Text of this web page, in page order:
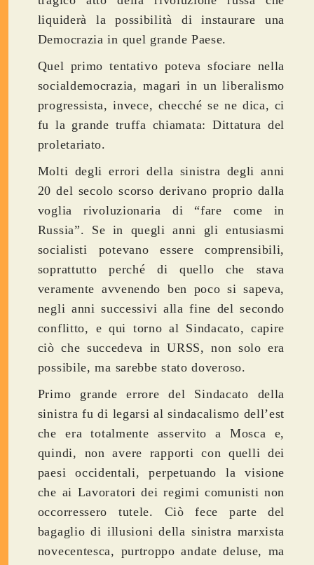
liquiderà la possibilità di instaurare una
Democrazia in quel grande Paese.
Quel primo tentativo poteva sfociare nella
socialdemocrazia, magari in un liberalismo
progressista, invece, checché se ne dica, ci
fu la grande truffa chiamata: Dittatura del
proletariato.
Molti degli errori della sinistra degli anni
20 del secolo scorso derivano proprio dalla
voglia rivoluzionaria di “fare come in
Russia”. Se in quegli anni gli entusiasmi
socialisti potevano essere comprensibili,
soprattutto perché di quello che stava
veramente avvenendo ben poco si sapeva,
negli anni successivi alla fine del secondo
conflitto, e qui torno al Sindacato, capire
ciò che succedeva in URSS, non solo era
possibile, ma sarebbe stato doveroso.
Primo grande errore del Sindacato della
sinistra fu di legarsi al sindacalismo dell’est
che era totalmente asservito a Mosca e,
quindi, non avere rapporti con quelli dei
paesi occidentali, perpetuando la visione
che ai Lavoratori dei regimi comunisti non
occorressero tutele. Ciò fece parte del
bagaglio di illusioni della sinistra marxista
novecentesca, purtroppo andate deluse, ma